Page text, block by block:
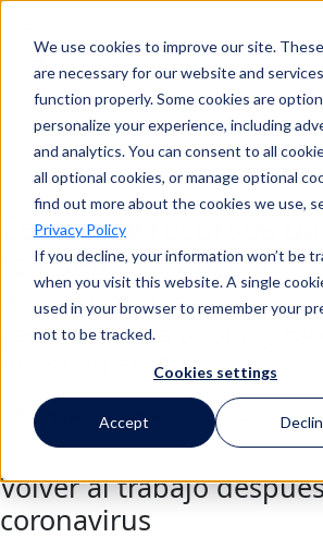
We use cookies to improve our site.
are necessary for our website and
function properly. Some cookies are
personalize your experience, including
and analytics. You can consent to all
all optional cookies, or manage optional
find out more about the cookies we use,
Privacy Policy
If you decline, your information won’t be
when you visit this website. A single
used in your browser to remember your
not to be tracked.
Cookies settings
Accept
Buscar en
Centro de recursos
reinserción laboral
Ofrecer las soluciones y el
para ayudarle a pivotar y
retos pospandémicos.
Póngase en contacto con nosotros
Volver al trabajo
coronavirus